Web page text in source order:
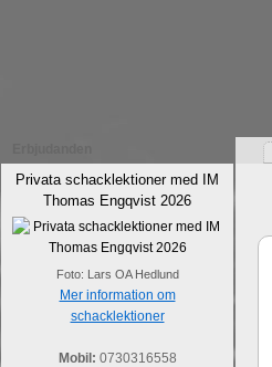
Privata schacklektioner med IM
Thomas Engqvist 2026
Foto: Lars OA Hedlund
Mer information om
schacklektioner
Mobil: 0730316558